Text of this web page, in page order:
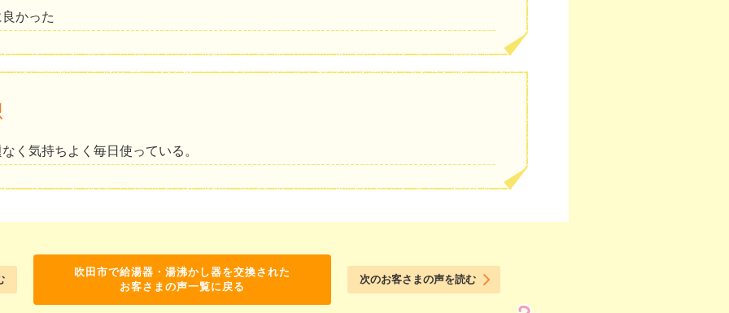
かった
く気持ちよく毎日使っている。
吹田市で給湯器・湯沸かし器を交換された
お客さまの声一覧に戻る
次のお客さまの声を読む